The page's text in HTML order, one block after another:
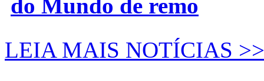
do Mundo de remo
LEIA MAIS NOTÍCIAS >>